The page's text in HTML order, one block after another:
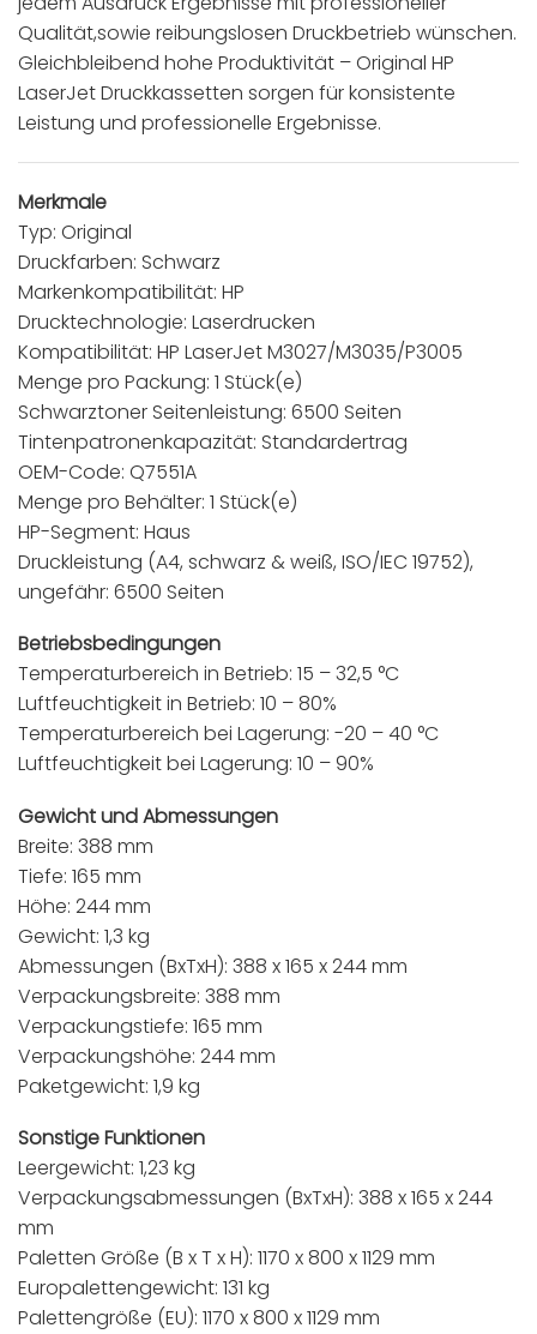
Qualität,sowie reibungslosen Druckbetrieb wünschen.
Gleichbleibend hohe Produktivität – Original HP
LaserJet Druckkassetten sorgen für konsistente
Leistung und professionelle Ergebnisse.
Merkmale
Typ: Original
Druckfarben: Schwarz
Markenkompatibilität: HP
Drucktechnologie: Laserdrucken
Kompatibilität: HP LaserJet M3027/M3035/P3005
Menge pro Packung: 1 Stück(e)
Schwarztoner Seitenleistung: 6500 Seiten
Tintenpatronenkapazität: Standardertrag
OEM-Code: Q7551A
Menge pro Behälter: 1 Stück(e)
HP-Segment: Haus
Druckleistung (A4, schwarz & weiß, ISO/IEC 19752),
ungefähr: 6500 Seiten
Betriebsbedingungen
Temperaturbereich in Betrieb: 15 – 32,5 °C
Luftfeuchtigkeit in Betrieb: 10 – 80%
Temperaturbereich bei Lagerung: -20 – 40 °C
Luftfeuchtigkeit bei Lagerung: 10 – 90%
Gewicht und Abmessungen
Breite: 388 mm
Tiefe: 165 mm
Höhe: 244 mm
Gewicht: 1,3 kg
Abmessungen (BxTxH): 388 x 165 x 244 mm
Verpackungsbreite: 388 mm
Verpackungstiefe: 165 mm
Verpackungshöhe: 244 mm
Paketgewicht: 1,9 kg
Sonstige Funktionen
Leergewicht: 1,23 kg
Verpackungsabmessungen (BxTxH): 388 x 165 x 244
mm
Paletten Größe (B x T x H): 1170 x 800 x 1129 mm
Europalettengewicht: 131 kg
Palettengröße (EU): 1170 x 800 x 1129 mm